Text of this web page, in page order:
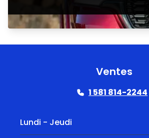
Ventes
1 581 814-2244
Lundi - Jeudi